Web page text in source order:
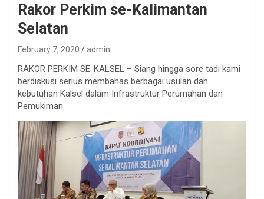
Rakor Perkim se-Kalimantan
Selatan
February 7, 2020 admin
RAKOR PERKIM SE-KALSEL – Siang hingga sore tadi kami
berdiskusi serius membahas berbagai usulan dan
kebutuhan Kalsel dalam Infrastruktur Perumahan dan
Pemukiman.